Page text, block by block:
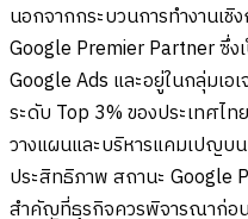
นอกจากกระบวนการทำงานเชิ
Google Premier Partner ซึ่ง
Google Ads และอยู่ในกลุ่มเอ
ระดับ Top 3% ของประเทศไ
วางแผนและบริหารแคมเปญบ
ประสิทธิภาพ สถานะ Google
สำคัญที่ธุรกิจควรพิจารณาก่อน